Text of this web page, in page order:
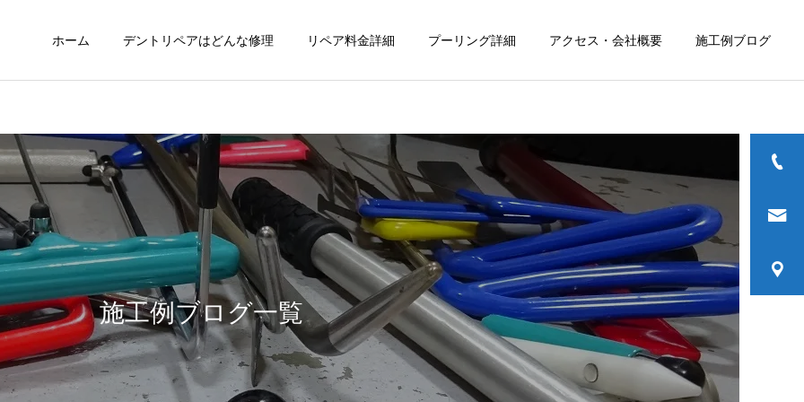
ホーム デントリペアはどんな修理 リペア料金詳細 プーリング詳細 アクセス・会社概要 施工例ブログ
施工例ブログ一覧